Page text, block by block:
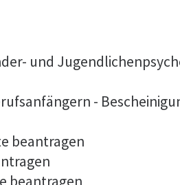
und
-
beantragen
beantragen